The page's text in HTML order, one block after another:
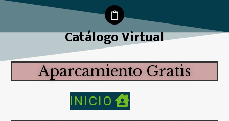
Catálogo Virtual
Aparcamiento Gratis
INICIO